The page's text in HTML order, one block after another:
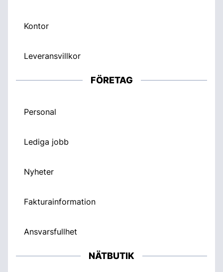
Kontor
Leveransvillkor
FÖRETAG
Personal
Lediga jobb
Nyheter
Fakturainformation
Ansvarsfullhet
NÄTBUTIK